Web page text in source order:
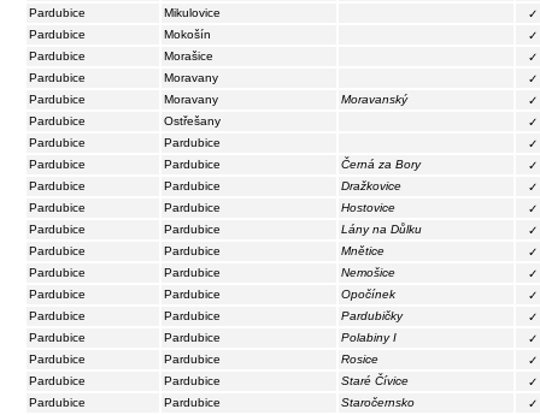
Pardubice
Mikulovice
✓
Pardubice
Mokošín
✓
Pardubice
Morašice
✓
Pardubice
Moravany
✓
Pardubice
Moravany Moravanský
✓
Pardubice
Ostřešany
✓
Pardubice
Pardubice
✓
Pardubice
Pardubice Černá za Bory
✓
Pardubice
Pardubice Dražkovice
✓
Pardubice
Pardubice Hostovice
✓
Pardubice
Pardubice Lány na Důlku
✓
Pardubice
Pardubice Mnětice
✓
Pardubice
Pardubice Nemošice
✓
Pardubice
Pardubice Opočínek
✓
Pardubice
Pardubice Pardubičky
✓
Pardubice
Pardubice Polabiny I
✓
Pardubice
Pardubice Rosice
✓
Pardubice
Pardubice Staré Čívice
✓
Pardubice
Pardubice Staročernsko
✓